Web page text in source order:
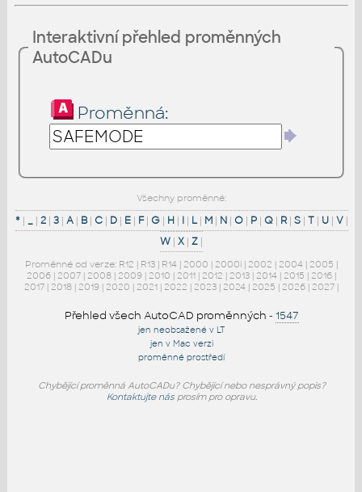
Interaktivní přehled proměnných
AutoCADu
Proměnná:
Všechny proměnné:
*| _| 2| 3| A| B| C| D| E| F| G| H| I| L| M| N| O| P| Q| R| S| T| U| V|
W | X | Z |
Proměnné od verze: R12 | R13 | R14 | 2000 | 2000i | 2002 | 2004 | 2005 |
2006 | 2007 | 2008 | 2009 | 2010 | 2011 | 2012 | 2013 | 2014 | 2015 | 2016 |
2017 | 2018 | 2019 | 2020 | 2021 | 2022 | 2023 | 2024 | 2025 | 2026 | 2027 |
Přehled všech AutoCAD proměnných - 1547
jen neobsažené v LT
jen v Mac verzi
proměnné prostředí
Chybějící proměnná AutoCADu? Chybějící nebo nesprávný popis?
Kontaktujte násprosím pro opravu.